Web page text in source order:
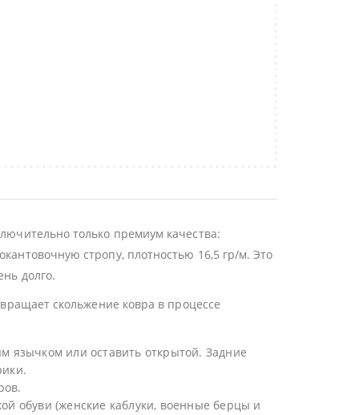
только премиум качества:
стропу, плотностью 16,5 гр/м. Это
долго.
скольжение ковра в процессе
язычком или оставить открытой. Задние
обуви (женские каблуки, военные берцы и